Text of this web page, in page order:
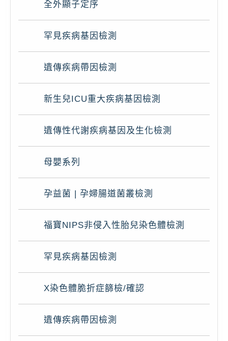
全外顯子定序
罕見疾病基因檢測
遺傳疾病帶因檢測
新生兒ICU重大疾病基因檢測
遺傳性代謝疾病基因及生化檢測
母嬰系列
孕益菌 | 孕婦腸道菌叢檢測
福寶NIPS非侵入性胎兒染色體檢測
罕見疾病基因檢測
X染色體脆折症篩檢/確認
遺傳疾病帶因檢測